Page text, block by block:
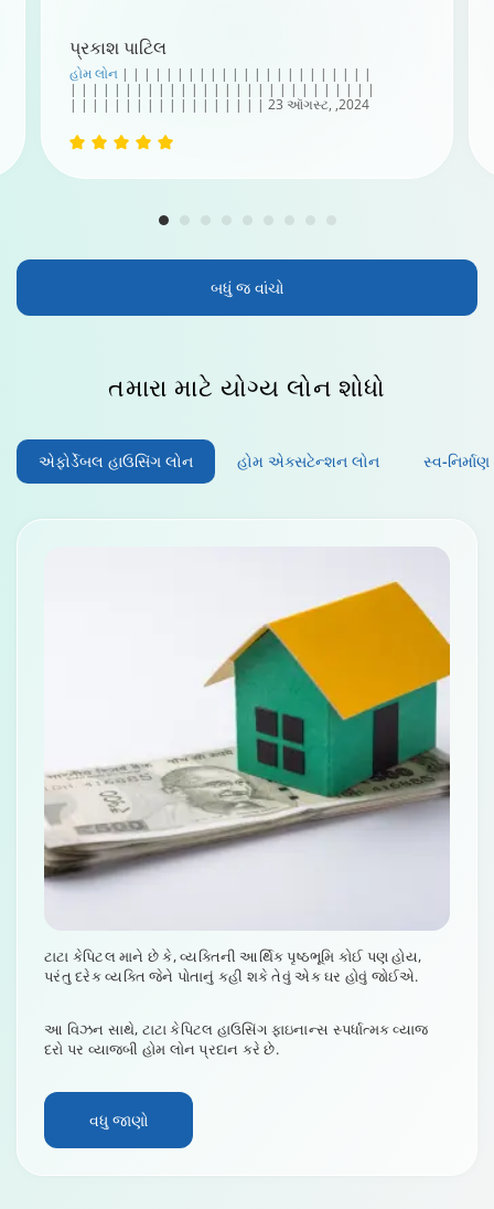
પ્રકાશ પાટિલ
હોમ લોન | | | | | | | | | | | | | | | | | | | | | | |
| | | | | | | | | | | | | | | | | | | | | | | | | | | |
| | | | | | | | | | | | | | | | | | 23 ઑગસ્ટ, ,2024
બધું જ વાંચો
તમારા માટે યોગ્ય લોન શોધો
એફોર્ડેબલ હાઉસિંગ લોન હોમ એક્સટેન્શન લોન સ્વ-
ટાટા કેપિટલ માને છે કે, વ્યક્તિની આર્થિક પૃષ્ઠભૂમિ કોઈ પણ હોય,
પરંતુ દરેક વ્યક્તિ જેને પોતાનું કહી શકે તેવું એક ઘર હોવું જોઈએ.
આ વિઝન સાથે, ટાટા કેપિટલ હાઉસિંગ ફાઇનાન્સ સ્પર્ધાત્મક વ્યાજ
દરો પર વ્યાજબી હોમ લોન પ્રદાન કરે છે.
વધુ જાણો